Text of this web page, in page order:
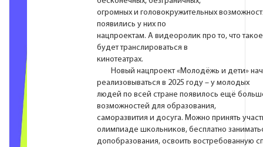
огромных и головокружительных
появились у них по
нацпроектам. А видеоролик про то, что
будет транслироваться в
кинотеатрах.
Новый нацпроект «Молодёжь и дети»
реализовываться в 2025 году – у молодых
людей по всей стране появилось ещё
возможностей для образования,
саморазвития и досуга. Можно принять
олимпиаде школьников, бесплатно
допобразования, освоить востребованную